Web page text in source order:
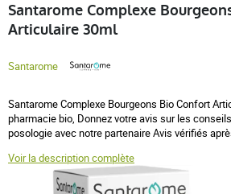
Santarome Complexe
Articulaire 30ml
Santarome
Santarome Complexe Bourgeons Bio Confort
pharmacie bio, Donnez votre avis sur les
posologie avec notre partenaire Avis vérifiés
Voir la description complète